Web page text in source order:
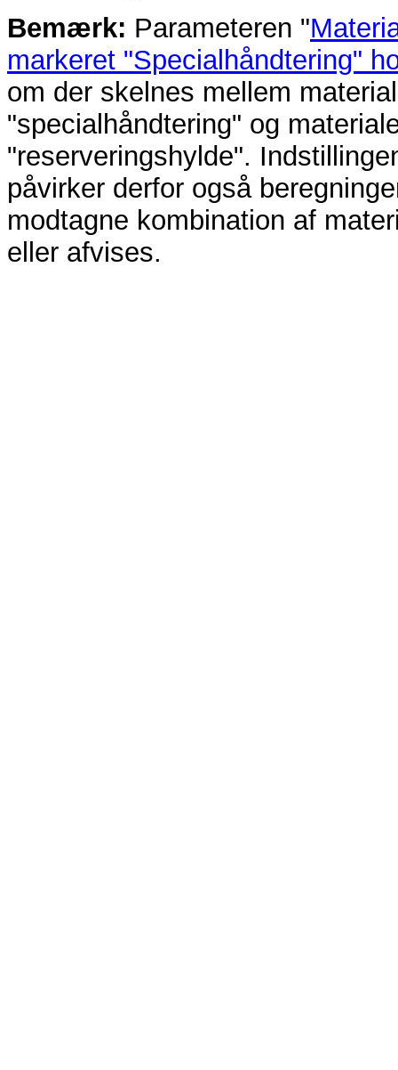
Bemærk: Parameteren "
markeret "Specialhåndtering"
om der skelnes mellem
"specialhåndtering" og
"reserveringshylde".
påvirker derfor også
modtagne kombination af
eller afvises.